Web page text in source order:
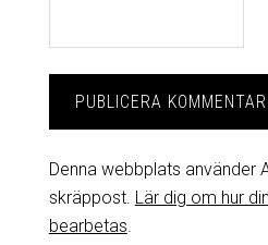
Denna webbplats använder
skräppost. Lär dig om hur
bearbetas